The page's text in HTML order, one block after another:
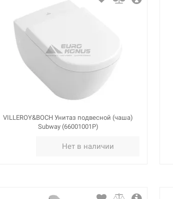
VILLEROY&BOCH Унитаз подвесной (чаша)
Subway (66001001P)
Нет в наличии